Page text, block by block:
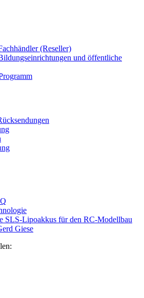
(Reseller)
und öffentliche
SLS-Lipoakkus für den RC-Modellbau
Giese